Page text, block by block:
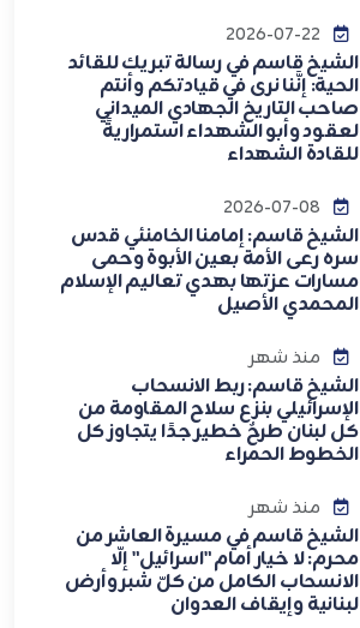
الشيخ قاسم في رسالة تبريك للقائد
الحية: إنَّنا نرى في قيادتكم وأنتم
صاحب التاريخ الجهادي الميداني
لعقود وأبو الشهداء استمراريةً
للقادة الشهداء
الشيخ قاسم: إمامنا الخامنئي قدس
سره رعى الأمة بعين الأبوة وحمى
مسارات عزتها بهدي تعاليم الإسلام
المحمدي الأصيل
منذ شهر
الشيخ قاسم: ربط الانسحاب
الإسرائيلي بنزع سلاح المقاومة من
كل لبنان طرحٌ خطير جدًا يتجاوز كل
الخطوط الحمراء
منذ شهر
الشيخ قاسم في مسيرة العاشر من
محرم: لا خيار أمام "اسرائيل" إلّا
الانسحاب الكامل من كلّ شبر وأرض
لبنانية وإيقاف العدوان